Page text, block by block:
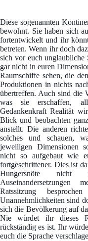
Diese sogenannten
bewohnt. Sie haben sich
fortentwickelt und ihr
betreten. Wenn ihr doch
sich vor euch unglaubliche
gar nicht in euren
Raumschiffe sehen, die
Produktionen in nichts
übertreffen. Auch sind die
was sie erschaffen,
Gedankenkraft Realität
Blick und beobachten
anstellt. Die anderen
solches und schauen,
jeweiligen Dimensionen
nicht so aufgebaut wie
fortgeschrittener. Dies ist
Hungersnöte
Ratssitzung
Unannehmlichkeiten sind
sich die Bevölkerung auf
Nie würdet ihr dieses
rückständig es ist. Ihr
euch die Sprache